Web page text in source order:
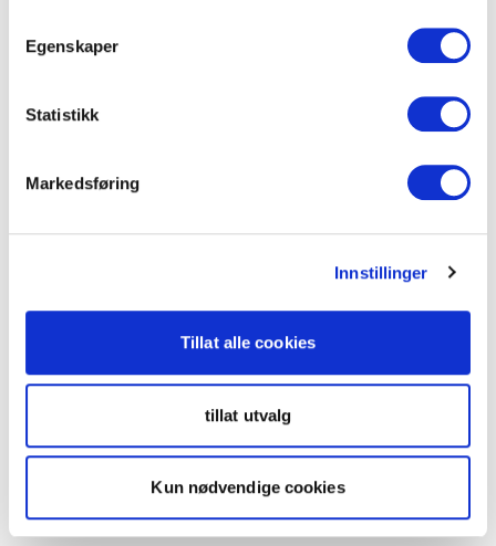
Egenskaper
Statistikk
Markedsføring
Innstillinger
Tillat alle cookies
tillat utvalg
Kun nødvendige cookies